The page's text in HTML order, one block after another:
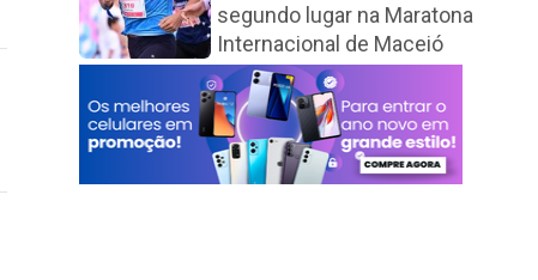
segundo lugar na Maratona
Internacional de Maceió